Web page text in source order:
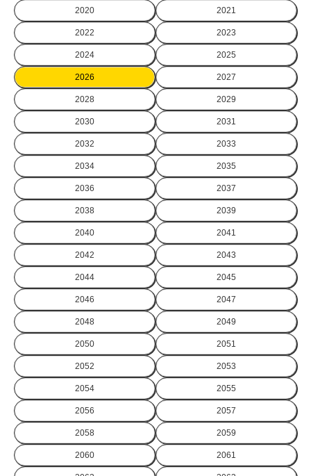
2020 2021
2022 2023
2024 2025
2026 2027
2028 2029
2030 2031
2032 2033
2034 2035
2036 2037
2038 2039
2040 2041
2042 2043
2044 2045
2046 2047
2048 2049
2050 2051
2052 2053
2054 2055
2056 2057
2058 2059
2060 2061